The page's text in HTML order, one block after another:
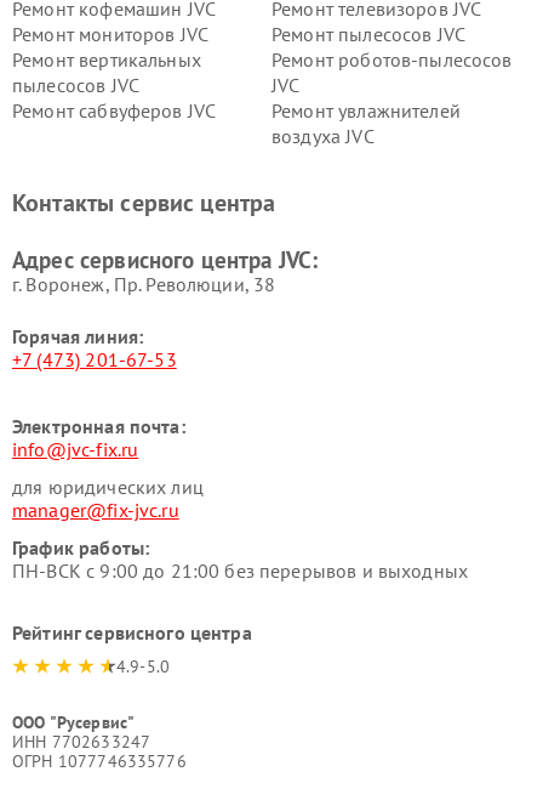
Ремонт кофемашин JVC
Ремонт телевизоров JVC
Ремонт мониторов JVC
Ремонт пылесосов JVC
Ремонт вертикальных
пылесосов JVC
Ремонт роботов-пылесосов
JVC
Ремонт сабвуферов JVC
Ремонт увлажнителей
воздуха JVC
Контакты сервис центра
Адрес сервисного центра JVC:
г. Воронеж, Пр. Революции, 38
Горячая линия:
+7 (473) 201-67-53
Электронная почта:
info@jvc-fix.ru
для юридических лиц
manager@fix-jvc.ru
График работы:
ПН-ВСК с 9:00 до 21:00 без перерывов и выходных
Рейтинг сервисного центра
4.9-5.0
ООО "Русервис"
ИНН 7702633247
ОГРН 1077746335776